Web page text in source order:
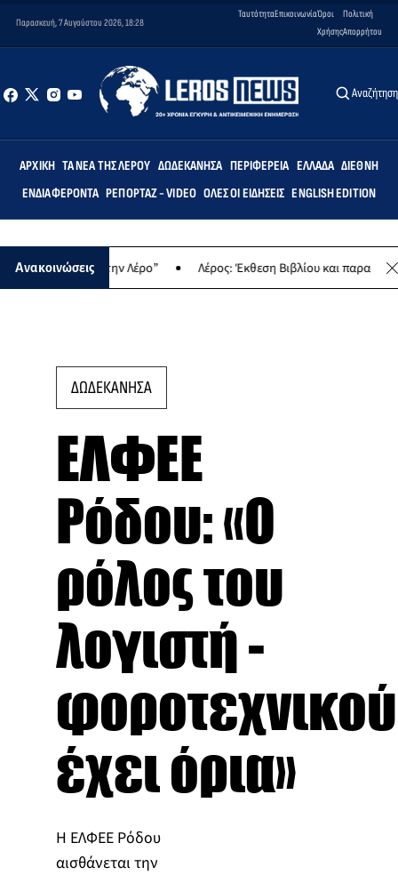
Παρασκευή, 7 Αυγούστου 2026, 18:28
ΤαυτότηταΕπικοινωνίαΌροι
Χρήσης
Πολιτική
Απορρήτου
Αναζήτηση
ΑΡΧΙΚΉ ΤΑ ΝΈΑ ΤΗΣ ΛΈΡΟΥ ΔΩΔΕΚΆΝΗΣΑ ΠΕΡΙΦΈΡΕΙΑ ΕΛΛΆΔΑ ΔΙΕΘΝΉ
ΕΝΔΙΑΦΈΡΟΝΤΑ ΡΕΠΟΡΤΆΖ - VIDEO ΌΛΕΣ ΟΙ ΕΙΔΉΣΕΙΣ ENGLISH EDITION
Ανακοινώσεις(σ)την Λέρο” Λέρος: Έκθεση Βιβλίου και
ΔΩΔΕΚΑΝΗΣΑ
ΕΛΦΕΕ
Ρόδου: «Ο
ρόλος του
λογιστή -
φοροτεχνικού
έχει όρια»
Η ΕΛΦΕΕ Ρόδου
αισθάνεται την